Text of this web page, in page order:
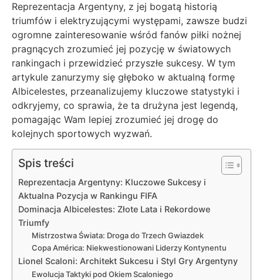
Reprezentacja Argentyny, z jej bogatą historią
triumfów i elektryzującymi występami, zawsze budzi
ogromne zainteresowanie wśród fanów piłki nożnej
pragnących zrozumieć jej pozycję w światowych
rankingach i przewidzieć przyszłe sukcesy. W tym
artykule zanurzymy się głęboko w aktualną formę
Albicelestes, przeanalizujemy kluczowe statystyki i
odkryjemy, co sprawia, że ta drużyna jest legendą,
pomagając Wam lepiej zrozumieć jej drogę do
kolejnych sportowych wyzwań.
Spis treści
Reprezentacja Argentyny: Kluczowe Sukcesy i
Aktualna Pozycja w Rankingu FIFA
Dominacja Albicelestes: Złote Lata i Rekordowe
Triumfy
Mistrzostwa Świata: Droga do Trzech Gwiazdek
Copa América: Niekwestionowani Liderzy Kontynentu
Lionel Scaloni: Architekt Sukcesu i Styl Gry Argentyny
Ewolucja Taktyki pod Okiem Scaloniego